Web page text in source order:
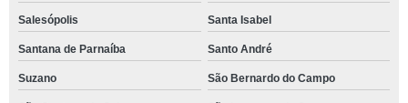
Salesópolis Santa Isabel
Santana de Parnaíba Santo André
Suzano São Bernardo do Campo